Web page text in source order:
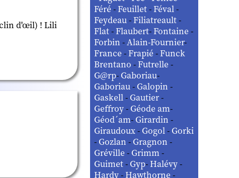
d'œil) ! Lili
Féré-Feuillet-Féval-
Feydeau-Filiatreault-
Flat-Flaubert-Fontaine-
Forbin-Alain-Fournier-
France-Frapié-Funck
Brentano-Futrelle-
G@rp- Gaboriau-
Gaboriau- Galopin-
Gaskell- Gautier-
Geffroy- Géode am-
Géod´am- Girardin-
Giraudoux- Gogol- Gorki
- Gozlan- Gragnon-
Gréville- Grimm-
Guimet- Gyp-Halévy-
Hardy-Hawthorne-